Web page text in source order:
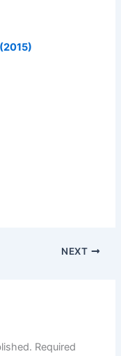
NEXT
Required